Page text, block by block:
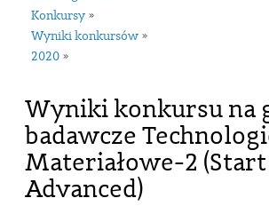
Konkursy »
Wyniki konkursów »
2020 »
Wyniki konkursu na
badawcze
Materiałowe-2
Advanced)